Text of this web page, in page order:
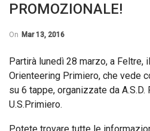
PROMOZIONALE!
On Mar 13, 2016
Partirà lunedì 28 marzo, a Feltre,
Orienteering Primiero, che vede
su 6 tappe, organizzate da A.S.D.
U.S.Primiero.